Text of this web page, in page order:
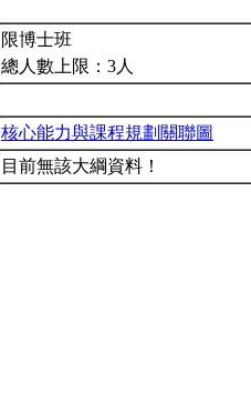
限博士班
總人數上限：3人
核心能力與課程規劃關聯圖
目前無該大綱資料！